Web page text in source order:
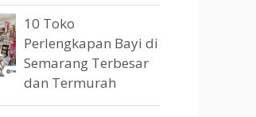
10 Toko
Perlengkapan Bayi di
Semarang Terbesar
dan Termurah